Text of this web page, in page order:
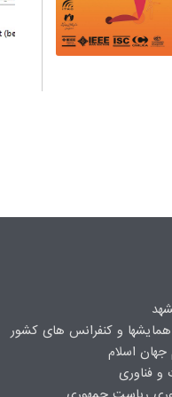
همایشها و کنفرانس های کشور
جهان اسلام
و فناوری